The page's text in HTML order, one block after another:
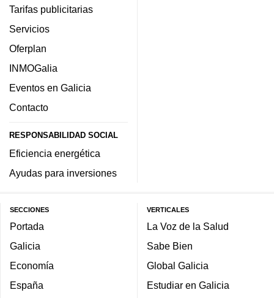
Tarifas publicitarias
Servicios
Oferplan
INMOGalia
Eventos en Galicia
Contacto
RESPONSABILIDAD SOCIAL
Eficiencia energética
Ayudas para inversiones
SECCIONES
Portada
Galicia
Economía
España
VERTICALES
La Voz de la Salud
Sabe Bien
Global Galicia
Estudiar en Galicia